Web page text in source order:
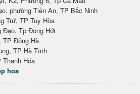
phường Tiền An, TP Bắc Ninh
Trứ, TP Tuy Hòa
Đạo, Tp Đồng Hới
TP Đông Hà
TP Hà Tĩnh
Thanh Hóa
hoa